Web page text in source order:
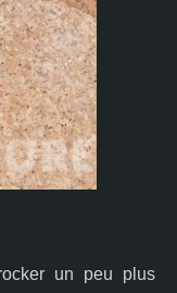
un peu plus